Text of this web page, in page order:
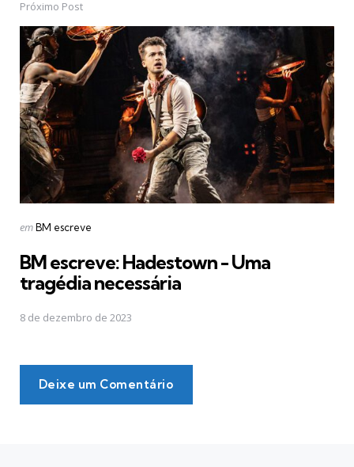
Próximo Post
Postado
emBM escreve
BM escreve: Hadestown - Uma
tragédia necessária
8 de dezembro de 2023
Deixe um Comentário